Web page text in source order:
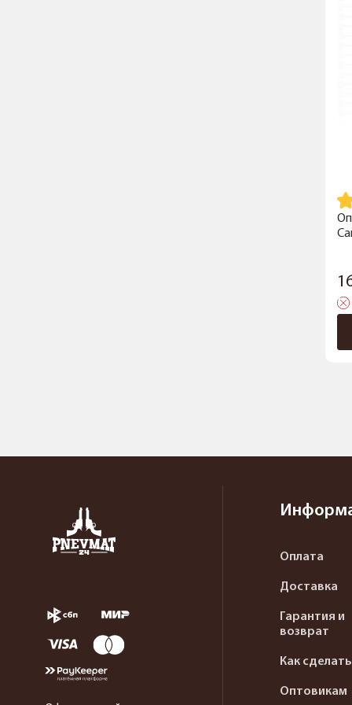
Оплата
Доставка
Гарантия и
возврат
Как сделать
Оптовикам